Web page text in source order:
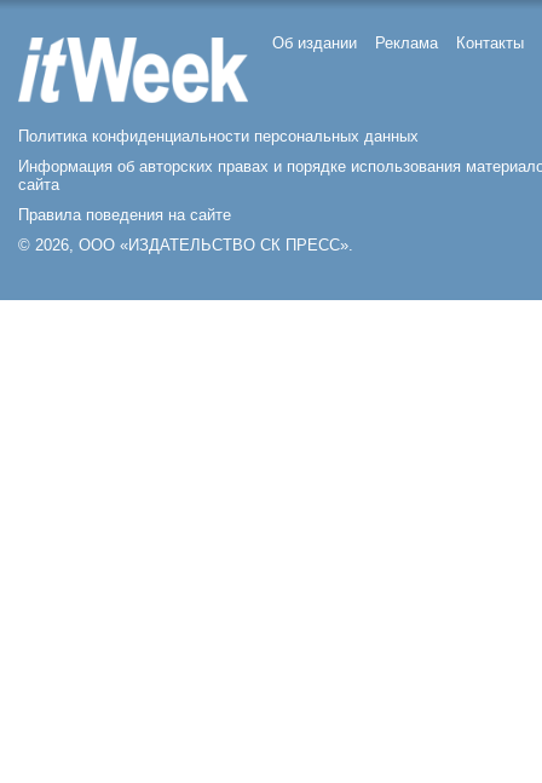
Об издании Реклама Контакты
Политика конфиденциальности персональных данных
Информация об авторских правах и порядке использования
сайта
Правила поведения на сайте
© 2026, ООО «ИЗДАТЕЛЬСТВО СК ПРЕСС».